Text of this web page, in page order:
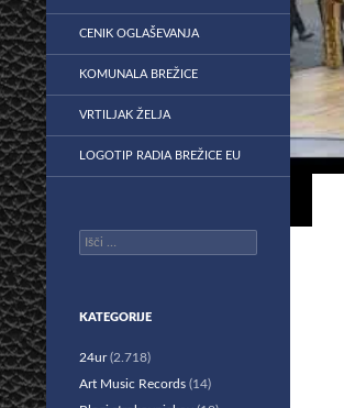
CENIK OGLAŠEVANJA
KOMUNALA BREŽICE
VRTILJAK ŽELJA
LOGOTIP RADIA BREŽICE EU
Išči:
KATEGORIJE
24ur(2.718)
Art Music Records (14)